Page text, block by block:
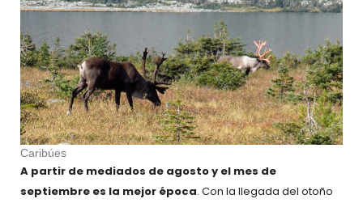
Caribúes
A partir de mediados de agostoy el mes de
septiembre es la mejor época. Con la llegada del otoño